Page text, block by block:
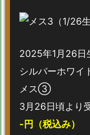
2025年1月26日
シルバーホワイ
メス③
3月26日頃より
-円（税込み）